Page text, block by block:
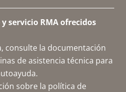
servicio RMA ofrecidos
consulte la documentación
de asistencia técnica para
sobre la política de